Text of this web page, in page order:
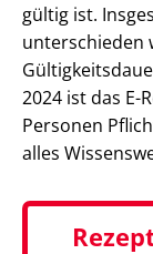
gültig ist.
unterschieden
2024 ist das E-
Personen
alles